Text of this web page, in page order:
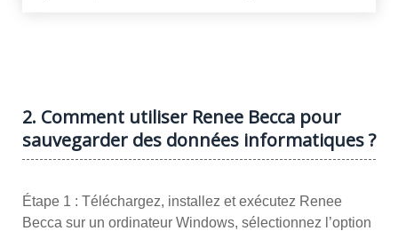
2. Comment utiliser Renee Becca pour
sauvegarder des données informatiques ?
Étape 1 : Téléchargez, installez et exécutez Renee
Becca sur un ordinateur Windows, sélectionnez l’option